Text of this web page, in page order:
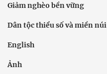
Giảm nghèo bền vững
Dân tộc thiểu số và miền núi
English
Ảnh